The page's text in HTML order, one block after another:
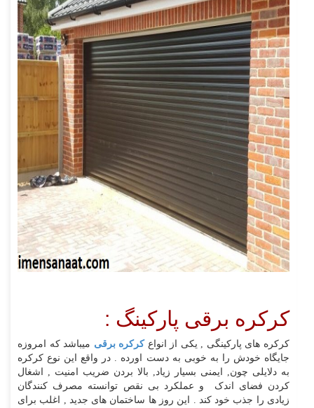
کرکره برقی پارکینگ :
کرکره های پارکینگی , یکی از انواعکرکره برقی میباشد که امروزه
جایگاه خودش را به خوبی به دست اورده . در واقع این نوع کرکره
به دلایلی چون, ایمنی بسیار زیاد, بالا بردن ضریب امنیت , اشغال
کردن فضای اندک و عملکرد بی نقص توانسته مصرف کنندگان
زیادی را جذب خود کند . این روز ها ساختمان های جدید , اغلب برای